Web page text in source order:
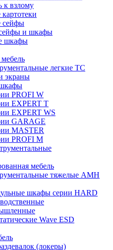
к взлому
сейфы
и шкафы
шкафы
легкие ТС
экраны
PROFI W
EXPERT T
EXPERT WS
GARAGE
MASTER
PROFI M
мебель
тяжелые AMH
шкафы серии HARD
Wave ESD
(локеры)